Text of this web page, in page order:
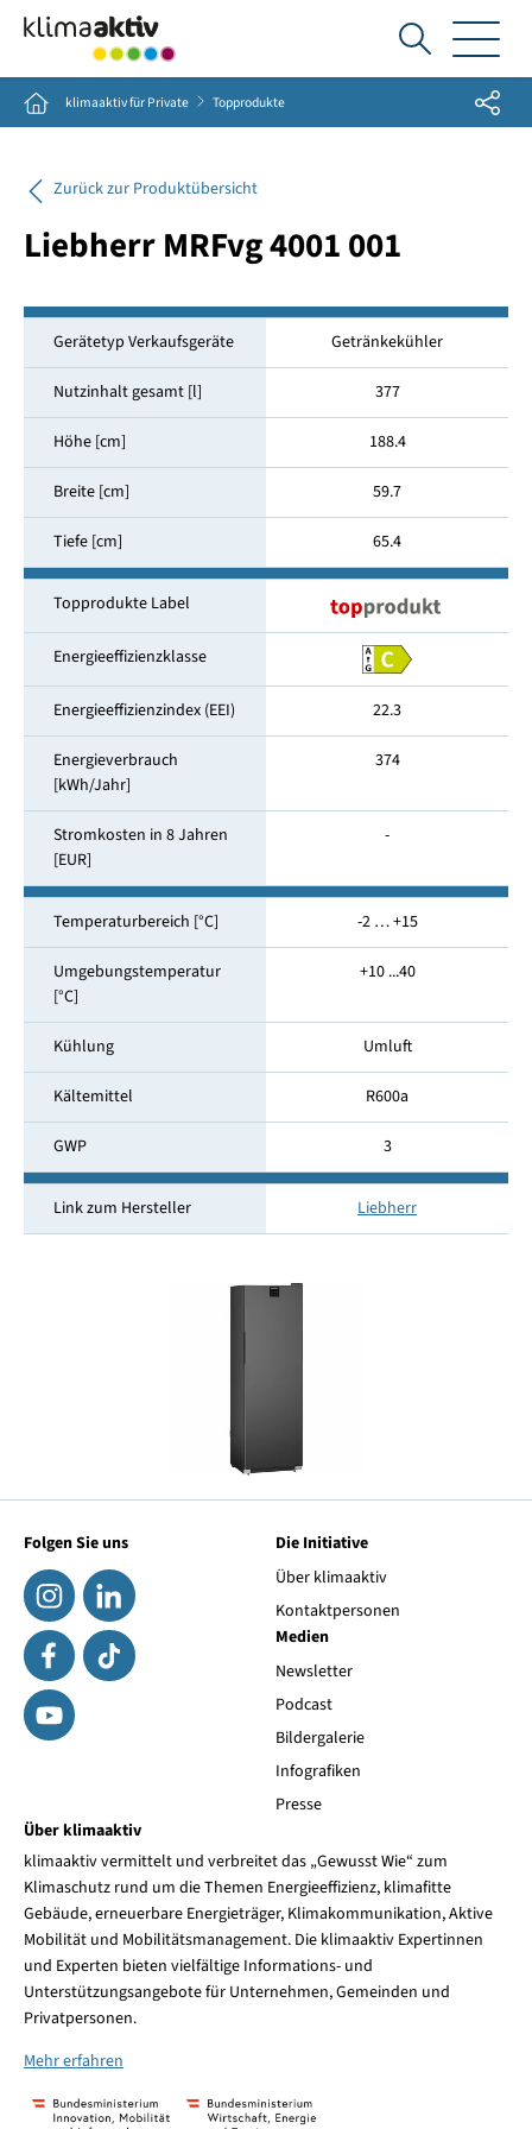
Ich
suche...
Home klimaaktiv für Private Topprodukte Share
Zurück zur Produktübersicht
Liebherr MRFvg 4001 001
Gerätetyp Verkaufsgeräte Getränkekühler
Nutzinhalt gesamt [l] 377
Höhe [cm] 188.4
Breite [cm] 59.7
Tiefe [cm] 65.4
Topprodukte Label
Energieeffizienzklasse
Energieeffizienzindex (EEI) 22.3
Energieverbrauch
[kWh/Jahr]
374
Stromkosten in 8 Jahren
[EUR]
-
Temperaturbereich [°C] -2 … +15
Umgebungstemperatur
[°C]
+10 ...40
Kühlung Umluft
Kältemittel R600a
GWP 3
Link zum Hersteller Liebherr
Folgen Sie uns
Die Initiative
Über klimaaktiv
Kontaktpersonen
Medien
Newsletter
Podcast
Bildergalerie
Infografiken
Presse
Über klimaaktiv
klimaaktiv vermittelt und verbreitet das „Gewusst Wie“ zum
Klimaschutz rund um die Themen Energieeffizienz, klimafitte
Gebäude, erneuerbare Energieträger, Klimakommunikation, Aktive
Mobilität und Mobilitätsmanagement. Die klimaaktiv Expertinnen
und Experten bieten vielfältige Informations- und
Unterstützungsangebote für Unternehmen, Gemeinden und
Privatpersonen.
Mehr erfahren